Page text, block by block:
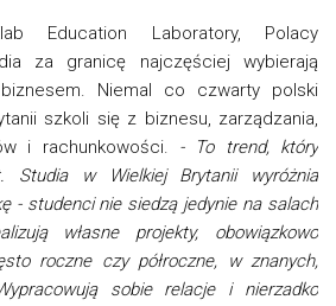
Education Laboratory, Polacy
za granicę najczęściej wybierają
Niemal co czwarty polski
szkoli się z biznesu, zarządzania,
i rachunkowości. - To trend, który
Studia w Wielkiej Brytanii wyróżnia
- studenci nie siedzą jedynie na salach
własne projekty, obowiązkowo
roczne czy półroczne, w znanych,
sobie relacje i nierzadko